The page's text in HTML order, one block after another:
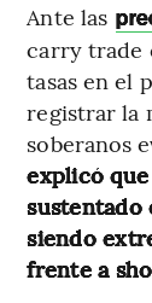
Ante las
carry trade
tasas en el
registrar la
soberanos
explicó
siendo
frente a